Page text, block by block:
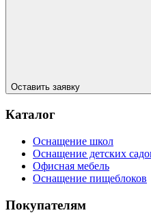
Оставить заявку
Каталог
Оснащение школ
Оснащение детских
Офисная мебель
Оснащение пищеблоков
Покупателям